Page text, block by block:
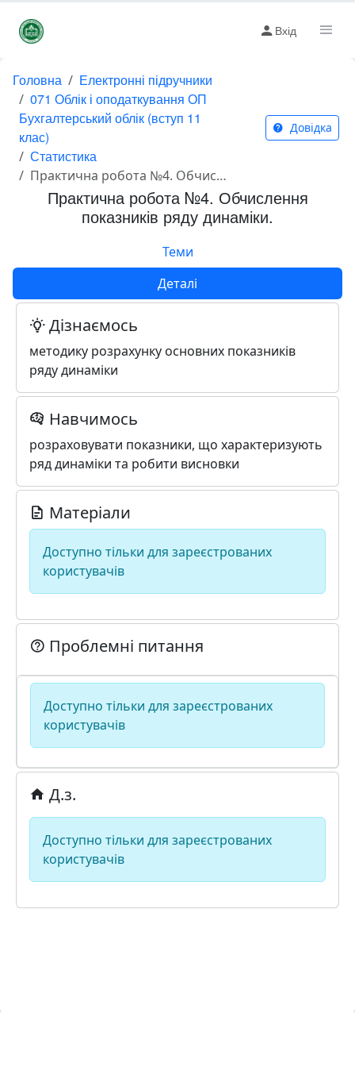
Вхід
Головна
Електронні підручники
071 Облік і оподаткування ОП
Бухгалтерський облік (вступ 11
клас)
Статистика
Практична робота №4. Обчислення показників ряду динаміки.
Довідка
Практична робота №4. Обчислення
показників ряду динаміки.
Теми
Деталі
Дізнаємось
методику розрахунку основних показників
ряду динаміки
Навчимось
розраховувати показники, що характеризують
ряд динаміки та робити висновки
Матеріали
Доступно тільки для зареєстрованих
користувачів
Проблемні питання
Доступно тільки для зареєстрованих
користувачів
Д.з.
Доступно тільки для зареєстрованих
користувачів